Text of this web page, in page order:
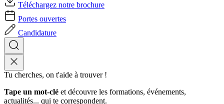
Téléchargez notre brochure
Portes ouvertes
Candidature
Tu cherches, on t'aide à trouver !
Tape un mot-clé et découvre les formations, événements,
actualités... qui te correspondent.